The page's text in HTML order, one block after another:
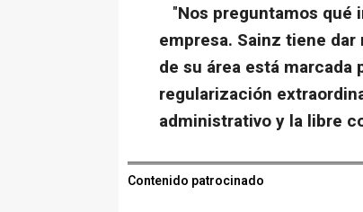
"Nos preguntamos qué
empresa. Sainz tiene
de su área está marcada
regularización
administrativo y la libre
Contenido patrocinado